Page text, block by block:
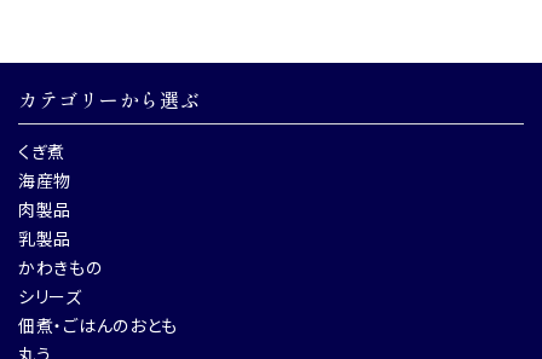
カテゴリーから選ぶ
くぎ煮
海産物
肉製品
乳製品
かわきもの
シリーズ
佃煮・ごはんのおとも
丸う